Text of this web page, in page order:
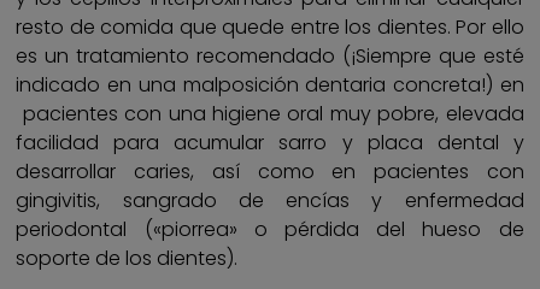
resto de comida que quede entre los dientes. Por ello
es un tratamiento recomendado (¡Siempre que esté
indicado en una malposición dentaria concreta!) en
pacientes con una higiene oral muy pobre, elevada
facilidad para acumular sarro y placa dental y
desarrollar caries, así como en pacientes con
gingivitis, sangrado de encías y enfermedad
periodontal («piorrea» o pérdida del hueso de
soporte de los dientes).